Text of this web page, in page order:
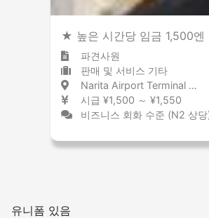
★ 높은 시간당 임금 1,500
파견사원
판매 및 서비스 기타
Narita Airport Terminal 1 / Chiba 成田空港 / 千葉県
시급 ¥1,500 ～ ¥1,550
비즈니스 회화 수준 (N2 상당
유니폼 있음